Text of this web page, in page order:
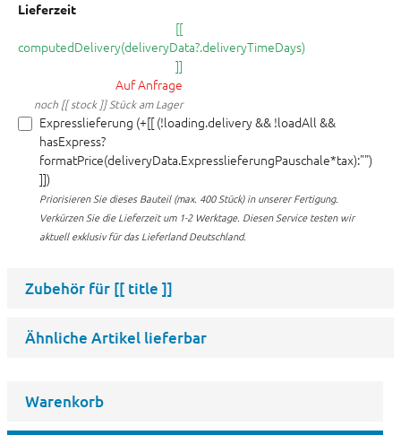
Lieferzeit
[[
computedDelivery(deliveryData?.deliveryTimeDays)
]]
Auf Anfrage
noch [[ stock ]] Stück am Lager
Expresslieferung (+[[ (!loading.delivery && !loadAll &&
hasExpress?
formatPrice(deliveryData.ExpresslieferungPauschale*tax):"")
]])
Priorisieren Sie dieses Bauteil (max. 400 Stück) in unserer Fertigung.
Verkürzen Sie die Lieferzeit um 1-2 Werktage. Diesen Service testen wir
aktuell exklusiv für das Lieferland Deutschland.
Zubehör für [[ title ]]
Ähnliche Artikel lieferbar
Warenkorb